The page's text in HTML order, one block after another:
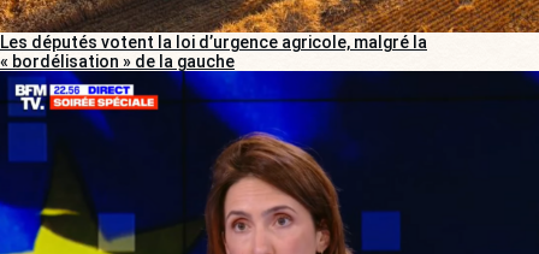
Les députés votent la loi d’urgence agricole, malgré la
« bordélisation » de la gauche